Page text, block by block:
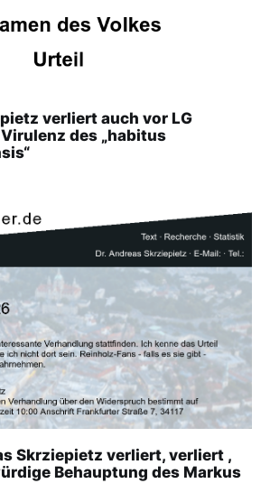
verliert auch vor LG
des „habitus
Skrziepietz verliert, verliert ,
Behauptung des Markus